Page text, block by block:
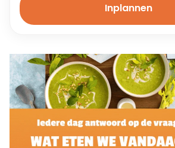
Inplannen